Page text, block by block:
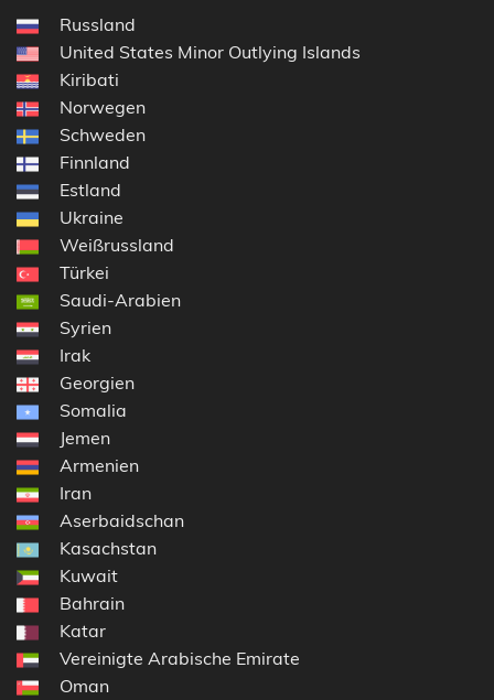
Russland
United States Minor Outlying Islands
Kiribati
Norwegen
Schweden
Finnland
Estland
Ukraine
Weißrussland
Türkei
Saudi-Arabien
Syrien
Irak
Georgien
Somalia
Jemen
Armenien
Iran
Aserbaidschan
Kasachstan
Kuwait
Bahrain
Katar
Vereinigte Arabische Emirate
Oman